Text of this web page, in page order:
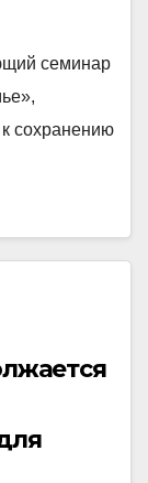
семинар
сохранению